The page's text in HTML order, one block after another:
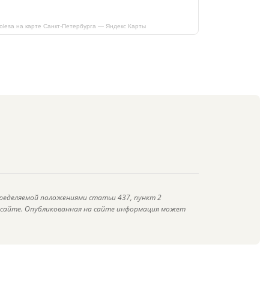
на карте Санкт‑Петербурга — Яндекс Карты
положениями статьи 437, пункт 2
Опубликованная на сайте информация может